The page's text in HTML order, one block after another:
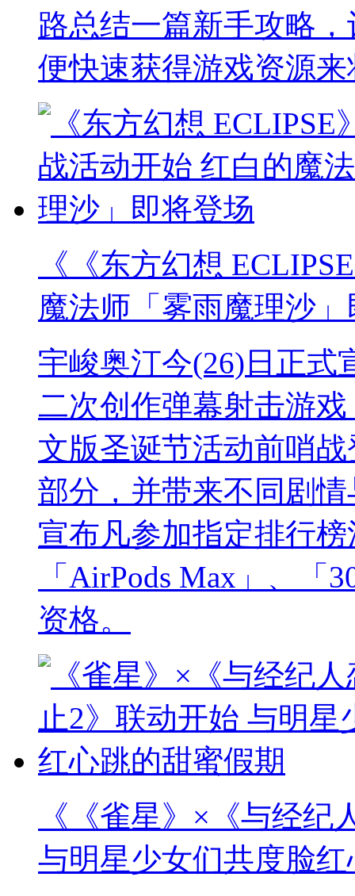
路总结一篇新手攻略
便快速获得游戏资源
《《东方幻想
魔法师「雾雨魔理沙
宇峻奥汀今(26)日正式
二次创作弹幕射击游
文版圣诞节活动前哨
部分，并带来不同剧
宣布凡参加指定排行
「AirPods Max」、
资格。
《《雀星》×《与经
与明星少女们共度脸